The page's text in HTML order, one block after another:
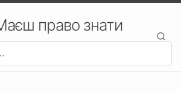
право знати